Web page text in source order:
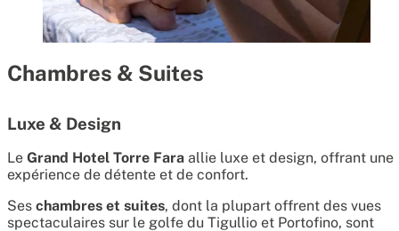
Chambres & Suites
Luxe & Design
Le Grand Hotel Torre Fara allie luxe et design, offrant une
expérience de détente et de confort.
Ses chambres et suites, dont la plupart offrent des vues
spectaculaires sur le golfe du Tigullio et Portofino, sont